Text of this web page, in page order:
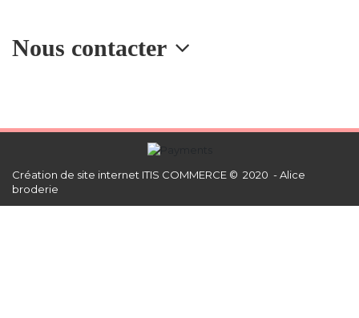
Nous contacter
Création de site internet ITIS COMMERCE © 2020 - Alice
broderie